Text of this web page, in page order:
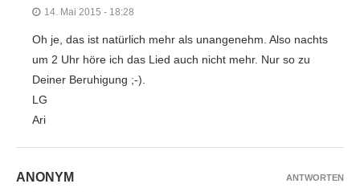
14. Mai 2015 - 18:28
Oh je, das ist natürlich mehr als unangenehm. Also nachts
um 2 Uhr höre ich das Lied auch nicht mehr. Nur so zu
Deiner Beruhigung ;-).
LG
Ari
ANONYM ANTWORTEN